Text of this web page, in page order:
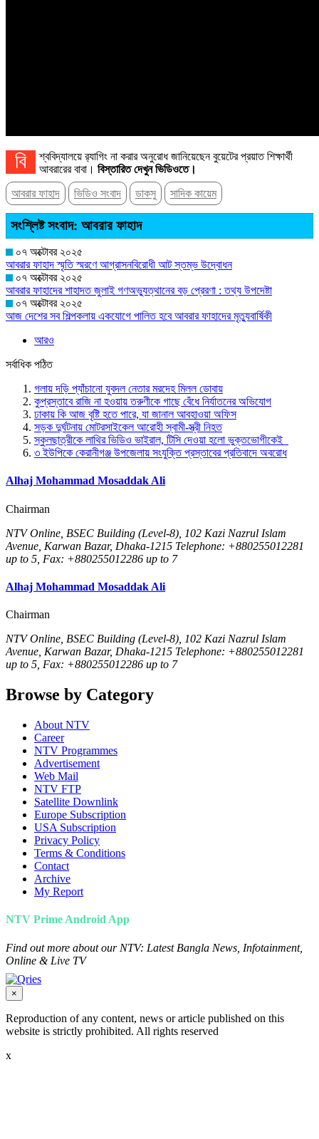
বিশ্ববিদ্যালয়ে র‌্যাগিং না করার অনুরোধ জানিয়েছেন বুয়েটের প্রয়াত শিক্ষার্থী আবরারের বাবা। বিস্তারিত দেখুন ভিডিওতে।
আবরার ফাহাদ
ভিডিও সংবাদ ডাকসু সাদিক কায়েম
সংশ্লিষ্ট সংবাদ: আবরার ফাহাদ
০৭ অক্টোবর ২০২৫
আবরার ফাহাদ স্মৃতি স্মরণে আগ্রাসনবিরোধী আট স্তম্ভ উদ্বোধন
০৭ অক্টোবর ২০২৫
আবরার ফাহাদের শাহাদত জুলাই গণঅভ্যুত্থানের বড় প্রেরণা : তথ্য উপদেষ্টা
০৭ অক্টোবর ২০২৫
আজ দেশের সব শিল্পকলায় একযোগে পালিত হবে আবরার ফাহাদের মৃত্যুবার্ষিকী
আরও
সর্বাধিক পঠিত
গলায় দড়ি প্যাঁচানো যুবদল নেতার মরদেহ মিলল ডোবায়
কুপ্রস্তাবে রাজি না হওয়ায় তরুণীকে গাছে বেঁধে নির্যাতনের অভিযোগ
ঢাকায় কি আজ বৃষ্টি হতে পারে, যা জানাল আবহাওয়া অফিস
সড়ক দুর্ঘটনায় মোটরসাইকেল আরোহী স্বামী-স্ত্রী নিহত
স্কুলছাত্রীকে লাথির ভিডিও ভাইরাল, টিসি দেওয়া হলো ভুক্তভোগীকেই
৩ ইউপিকে কেরানীগঞ্জ উপজেলায় সংযুক্তি প্রস্তাবের প্রতিবাদে অবরোধ
Alhaj Mohammad Mosaddak Ali
Chairman
NTV Online, BSEC Building (Level-8), 102 Kazi Nazrul Islam
Avenue, Karwan Bazar, Dhaka-1215 Telephone: +880255012281
up to 5, Fax: +880255012286 up to 7
Alhaj Mohammad Mosaddak Ali
Chairman
NTV Online, BSEC Building (Level-8), 102 Kazi Nazrul Islam
Avenue, Karwan Bazar, Dhaka-1215 Telephone: +880255012281
up to 5, Fax: +880255012286 up to 7
Browse by Category
About NTV
Career
NTV Programmes
Advertisement
Web Mail
NTV FTP
Satellite Downlink
Europe Subscription
USA Subscription
Privacy Policy
Terms & Conditions
Contact
Archive
My Report
NTV Prime Android App
Find out more about our NTV: Latest Bangla News, Infotainment,
Online & Live TV
×
Reproduction of any content, news or article published on this
website is strictly prohibited. All rights reserved
x